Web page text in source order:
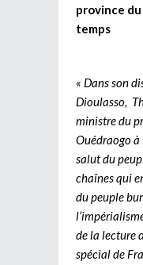
province
temps
« Dans son
Dioulasso,
ministre du
Ouédraogo à
salut du
chaînes qui
du peuple
de la lecture
spécial de